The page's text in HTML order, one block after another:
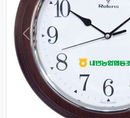
Previous